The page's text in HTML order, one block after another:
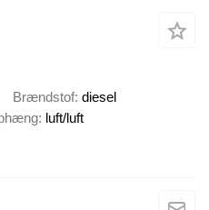
Brændstof diesel
luft/luft